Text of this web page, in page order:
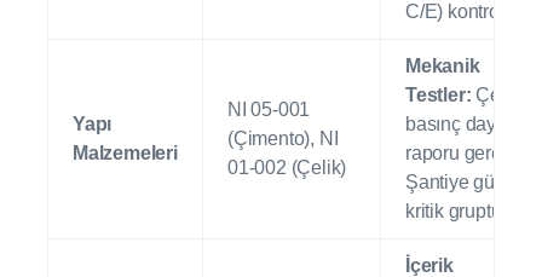
C/E) kontrol
Yapı
Malzemeleri
NI 05-001
(Çimento), NI
01-002 (Çelik)
Mekanik
Testler: Çekme
basınç
raporu
Şantiye
kritik gruptur.
İçerik